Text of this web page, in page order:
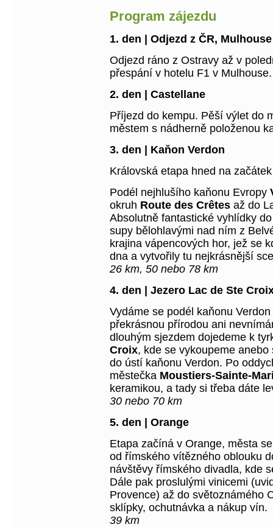
Program zájezdu
1. den | Odjezd z ČR, Mulhouse
Odjezd ráno z Ostravy až v
přespání v hotelu F1 v Mulhouse.
2. den | Castellane
Příjezd do kempu. Pěší výlet do
městem s nádherně položenou
3. den | Kaňon Verdon
Královská etapa hned na začátek
Podél nejhlušího kaňonu Evropy
okruh Route des Crêtes až do
Absolutně fantastické vyhlídky
supy bělohlavými nad ním z
krajina vápencových hor, jež se
dna a vytvořily tu nejkrásnější
26 km, 50 nebo 78 km
4. den | Jezero Lac de Ste
Vydáme se podél kaňonu
překrásnou přírodou ani
dlouhým sjezdem dojedeme k
Croix, kde se vykoupeme
do ústí kaňonu Verdon. Po
městečka Moustiers-Sainte-
keramikou, a tady si třeba dáte
30 nebo 70 km
5. den | Orange
Etapa začíná v Orange, města
od římského vítězného oblouku
návštěvy římského divadla, kde
Dále pak proslulými vinicemi
Provence) až do světoznámého
sklípky, ochutnávka a nákup vín.
39 km